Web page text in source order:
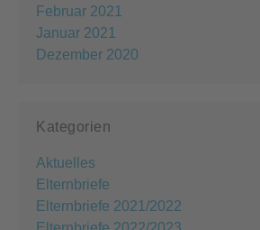
Februar 2021
Januar 2021
Dezember 2020
Kategorien
Aktuelles
Elternbriefe
Elternbriefe 2021/2022